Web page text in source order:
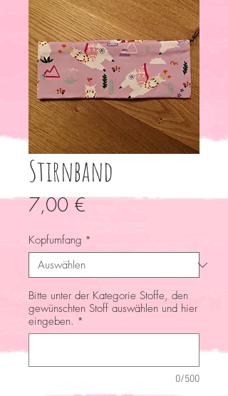
Stirnband
7,00 €Preis
Kopfumfang *
Bitte unter der Kategorie Stoffe, den
gewünschten Stoff auswählen und hier
eingeben. *
0/500